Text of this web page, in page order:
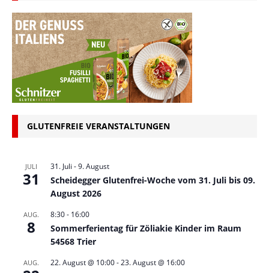
GLUTENFREIE VERANSTALTUNGEN
JULI
31
31. Juli -9. August
Scheidegger Glutenfrei-Woche vom 31. Juli bis 09.
August 2026
AUG.
8
8:30- 16:00
Sommerferientag für Zöliakie Kinder im Raum
54568 Trier
AUG. 22. August @ 10:00-23. August @ 16:00